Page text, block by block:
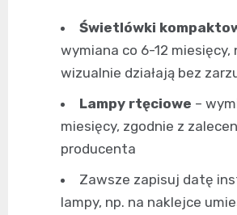
Świetlówki
wymiana co 6-12
wizualnie działają bez
Lampy rtęciowe –
miesięcy, zgodnie z
producenta
Zawsze zapisuj datę
lampy, np. na naklejce